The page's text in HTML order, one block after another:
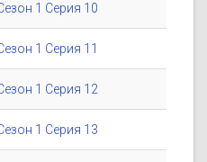
1 Серия 10
1 Серия 11
1 Серия 12
1 Серия 13